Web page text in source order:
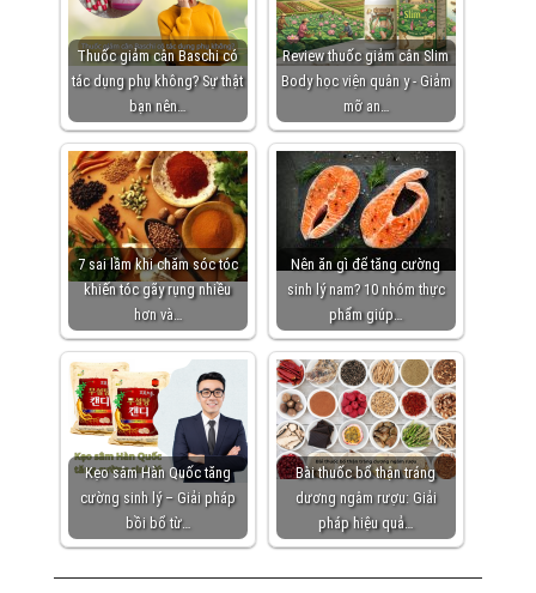
Thuốc giảm cân Baschi có
tác dụng phụ không? Sự thật
bạn nên…
Review thuốc giảm cân Slim
Body học viện quân y - Giảm
mỡ an…
7 sai lầm khi chăm sóc tóc
khiến tóc gãy rụng nhiều
hơn và…
Nên ăn gì để tăng cường
sinh lý nam? 10 nhóm thực
phẩm giúp…
Kẹo sâm Hàn Quốc tăng
cường sinh lý – Giải pháp
bồi bổ từ…
Bài thuốc bổ thận tráng
dương ngâm rượu: Giải
pháp hiệu quả…